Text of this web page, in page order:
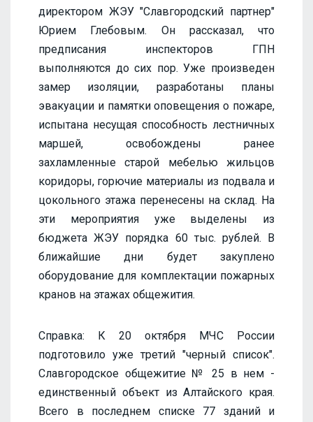
директором ЖЭУ "Славгородский партнер"
Юрием Глебовым. Он рассказал, что
предписания инспекторов ГПН
выполняются до сих пор. Уже произведен
замер изоляции, разработаны планы
эвакуации и памятки оповещения о пожаре,
испытана несущая способность лестничных
маршей, освобождены ранее
захламленные старой мебелью жильцов
коридоры, горючие материалы из подвала и
цокольного этажа перенесены на склад. На
эти мероприятия уже выделены из
бюджета ЖЭУ порядка 60 тыс. рублей. В
ближайшие дни будет закуплено
оборудование для комплектации пожарных
кранов на этажах общежития.
Справка: К 20 октября МЧС России
подготовило уже третий "черный список".
Славгородское общежитие № 25 в нем -
единственный объект из Алтайского края.
Всего в последнем списке 77 зданий и